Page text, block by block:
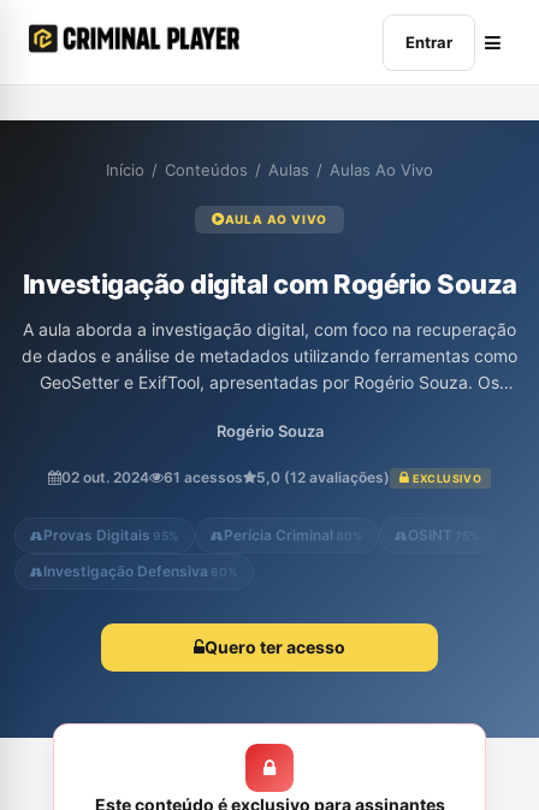
Entrar
Início / Conteúdos / Aulas / Aulas Ao Vivo
AULA AO VIVO
Investigação digital com Rogério Souza
A aula aborda a investigação digital, com foco na recuperação
de dados e análise de metadados utilizando ferramentas como
GeoSetter e ExifTool, apresentadas por Rogério Souza. Os
contas hackeadas e exploraram como realizar análises forenses
interação prática com softwares e o compartilhamento de
evidenciam a importância...
Rogério Souza
02 out. 2024 61 acessos 5,0 (12 avaliações) EXCLUSIVO
Provas Digitais 95% Perícia Criminal 80% OSINT
Investigação Defensiva 60%
Quero ter acesso
Este conteúdo é exclusivo para assinantes